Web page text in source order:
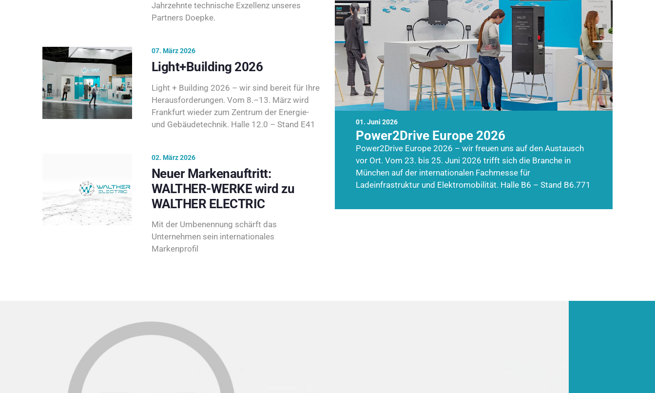
01. Juni 2026
Power2Drive Europe 2026
Power2Drive Europe 2026 – wir freuen uns auf den Austausch
vor Ort. Vom 23. bis 25. Juni 2026 trifft sich die Branche in
München auf der internationalen Fachmesse für
Ladeinfrastruktur und Elektromobilität. Halle B6 – Stand B6.771
Jahrzehnte technische Exzellenz unseres
Partners Doepke.
07. März 2026
Light+Building 2026
Light + Building 2026 – wir sind bereit für Ihre
Herausforderungen. Vom 8.–13. März wird
Frankfurt wieder zum Zentrum der Energie-
und Gebäudetechnik. Halle 12.0 – Stand E41
02. März 2026
Neuer Markenauftritt:
WALTHER-WERKE wird zu
WALTHER ELECTRIC
Mit der Umbenennung schärft das
Unternehmen sein internationales
Markenprofil